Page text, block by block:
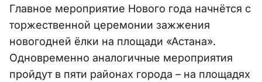
Главное мероприятие Нового года начнётся с
торжественной церемонии зажжения
новогодней ёлки на площади «Астана».
Одновременно аналогичные мероприятия
пройдут в пяти районах города – на площадях